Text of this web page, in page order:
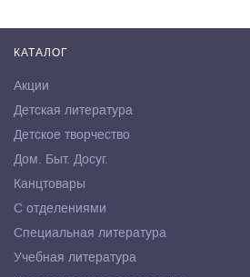
КАТАЛОГ
Акции
Детская литература
Детское творчество
Дом. Быт. Досуг.
Канцтовары
С отделениями
Специальная литература
Учебная литература